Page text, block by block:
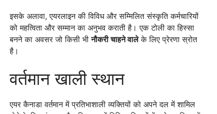
इसके अलावा, एयरलाइन की विविध और सम्मिलित संस्कृति कर्मचारियों
को महत्विता और सम्मान का अनुभव कराती है। एक टोली का हिस्सा
बनने का अवसर जो किसी भीनौकरी चाहने वालेके लिए प्रेरणा स्रोत
है।
वर्तमान खाली स्थान
एयर कैनाडा वर्तमान में प्रतिभाशाली व्यक्तियों को अपने दल में शामिल